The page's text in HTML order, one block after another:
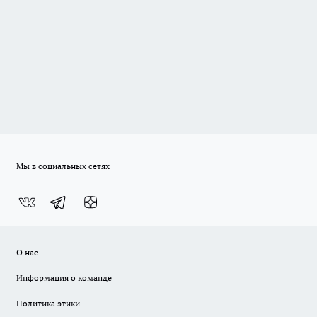
Мы в социальных сетях
О нас
Информация о команде
Политика этики